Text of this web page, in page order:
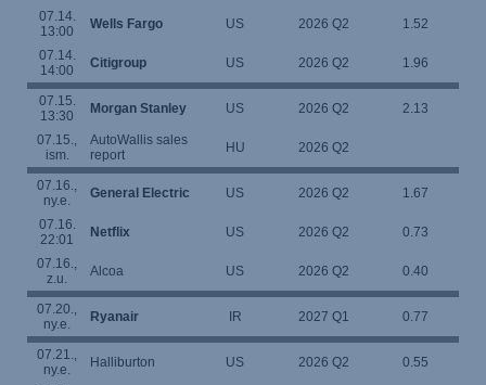
07.14.
13:00
Wells Fargo US 2026 Q2 1.52
07.14.
14:00
Citigroup US 2026 Q2 1.96
07.15.
13:30
Morgan Stanley US 2026 Q2 2.13
07.15.,
ism.
AutoWallis sales
report
HU 2026 Q2
07.16.,
ny.e.
General Electric US 2026 Q2 1.67
07.16.
22:01
Netflix US 2026 Q2 0.73
07.16.,
z.u.
Alcoa US 2026 Q2 0.40
07.20.,
ny.e.
Ryanair IR 2027 Q1 0.77
07.21.,
ny.e.
Halliburton US 2026 Q2 0.55